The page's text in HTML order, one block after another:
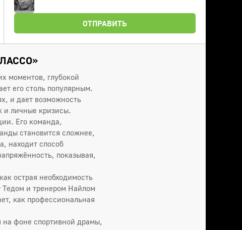
ОТПРАВИТЬ
моментов, глубокой
его столь популярным.
и дает возможность
и личные кризисы.
Его команда,
становится сложнее,
находит способ
показывая,
острая необходимость
и тренером Найлом
как профессиональная
фоне спортивной драмы,